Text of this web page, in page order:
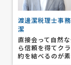
渡邊潔税理士事
潔
直接会って自然
ら信頼を得てク
約を結べるのが